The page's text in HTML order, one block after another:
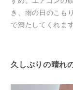
き、雨の日のこも
で満たしてくれます
久しぶりの晴れ